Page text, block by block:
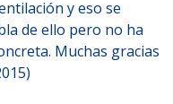
y eso se
de ello pero no ha
Muchas gracias